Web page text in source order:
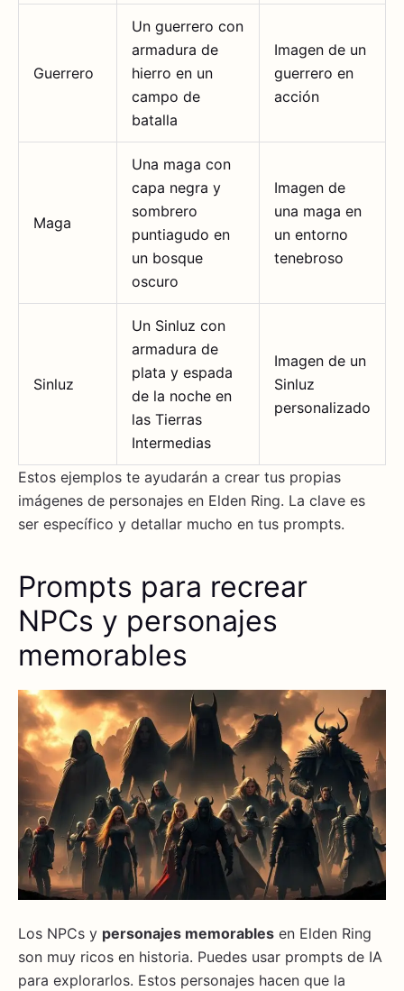
Guerrero
Un guerrero con
armadura de
hierro en un
campo de
batalla
Imagen de un
guerrero en
acción
Maga
Una maga con
capa negra y
sombrero
puntiagudo en
un bosque
oscuro
Imagen de
una maga en
un entorno
tenebroso
Sinluz
Un Sinluz con
armadura de
plata y espada
de la noche en
las Tierras
Intermedias
Imagen de un
Sinluz
personalizado
Estos ejemplos te ayudarán a crear tus propias
imágenes de personajes en Elden Ring. La clave es
ser específico y detallar mucho en tus prompts.
Prompts para recrear
NPCs y personajes
memorables
Los NPCs y personajes memorables en Elden Ring
son muy ricos en historia. Puedes usar prompts de IA
para explorarlos. Estos personajes hacen que la